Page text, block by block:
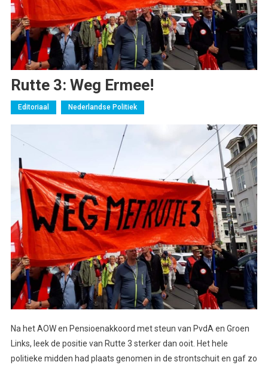
Rutte 3: Weg Ermee!
Editoriaal Nederlandse Politiek
Na het AOW en Pensioenakkoord met steun van PvdA en Groen
Links, leek de positie van Rutte 3 sterker dan ooit. Het hele
politieke midden had plaats genomen in de strontschuit en gaf zo